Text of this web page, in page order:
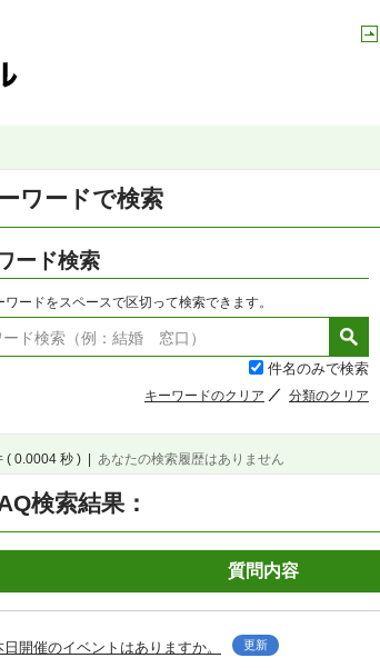
ワードで検索
ード検索
ワードをスペースで区切って検索できます。
件名のみで検索
キーワードのクリア 分類のクリア
検索結果：
( 0.0004 秒 ) あなたの検索履歴はありません
質問内容
日開催のイベントはありますか。 更新